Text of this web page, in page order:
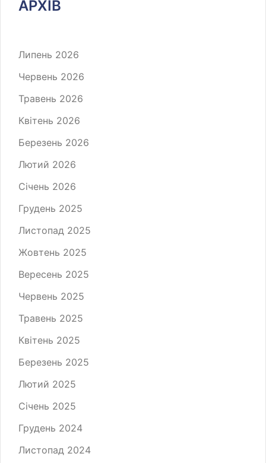
АРХІВ
Липень 2026
Червень 2026
Травень 2026
Квітень 2026
Березень 2026
Лютий 2026
Січень 2026
Грудень 2025
Листопад 2025
Жовтень 2025
Вересень 2025
Червень 2025
Травень 2025
Квітень 2025
Березень 2025
Лютий 2025
Січень 2025
Грудень 2024
Листопад 2024